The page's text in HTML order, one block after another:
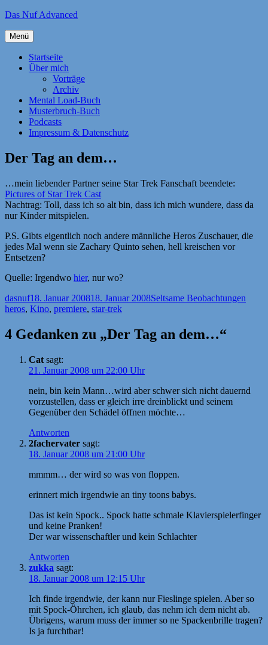
Zum
springen
Das Nuf Advanced
Menü
Startseite
Über mich
Vorträge
Archiv
Mental Load-Buch
Musterbruch-Buch
Podcasts
Impressum & Datenschutz
Der Tag an dem…
…mein liebender Partner seine Star Trek Fanschaft beendete:
Pictures of Star Trek Cast
Nachtrag: Toll, dass ich so alt bin, dass ich mich wundere, dass da
nur Kinder mitspielen.
P.S. Gibts eigentlich noch andere männliche Heros Zuschauer, die
jedes Mal wenn sie Zachary Quinto sehen, hell kreischen vor
Entsetzen?
Quelle: Irgendwo hier, nur wo?
Autor
dasnufVeröffentlicht
am
18. Januar 200818. Januar 2008Kategorien
Seltsame Beobachtungen
heros, Kino, premiere, star-trek
4 Gedanken zu „Der Tag an dem…“
Cat sagt:
21. Januar 2008 um 22:00 Uhr
nein, bin kein Mann…wird aber schwer sich nicht dauernd
vorzustellen, dass er gleich irre dreinblickt und seinem
Gegenüber den Schädel öffnen möchte…
Antworten
2fachervater sagt:
18. Januar 2008 um 21:00 Uhr
mmmm… der wird so was von floppen.
erinnert mich irgendwie an tiny toons babys.
Das ist kein Spock.. Spock hatte schmale Klavierspielerfinger
und keine Pranken!
Der war wissenschaftler und kein Schlachter
Antworten
zukka sagt:
18. Januar 2008 um 12:15 Uhr
Ich finde irgendwie, der kann nur Fieslinge spielen. Aber so
mit Spock-Öhrchen, ich glaub, das nehm ich dem nicht ab.
Übrigens, warum muss der immer so ne Spackenbrille tragen?
Is ja furchtbar!